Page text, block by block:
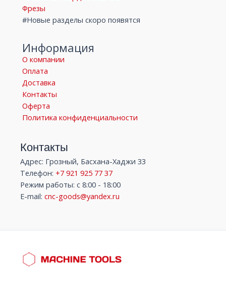
Фрезы
#Новые разделы скоро появятся
Информация
О компании
Оплата
Доставка
Контакты
Оферта
Политика конфиденциальности
Контакты
Адрес: Грозный, Басхана-Хаджи 33
Телефон: +7 921 925 77 37
Режим работы: с 8:00 - 18:00
E-mail: cnc-goods@yandex.ru